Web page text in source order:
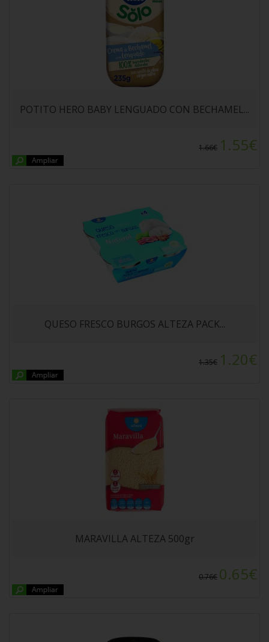
POTITO HERO BABY LENGUADO CON BECHAMEL...
1.66€ 1.55€
QUESO FRESCO BURGOS ALTEZA PACK
QUESO FRESCO BURGOS ALTEZA PACK...
1.35€ 1.20€
MARAVILLA ALTEZA 500gr
0.76€ 0.65€
ENSALADA CHINA VIVO Frasco Pe.180gr